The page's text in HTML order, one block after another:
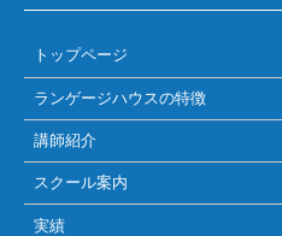
トップページ
ランゲージハウスの特徴
講師紹介
スクール案内
実績